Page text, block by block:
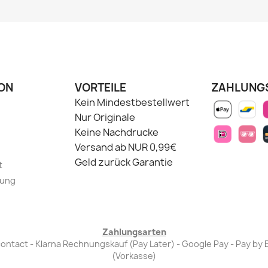
VORTEILE
Kein Mindestbestellwert
Nur Originale
Keine Nachdrucke
Versand ab NUR 0,99€
Geld zurück Garantie
Zahlungsarten
- Klarna Rechnungskauf (Pay Later) - Google Pay - Pay
(Vorkasse)